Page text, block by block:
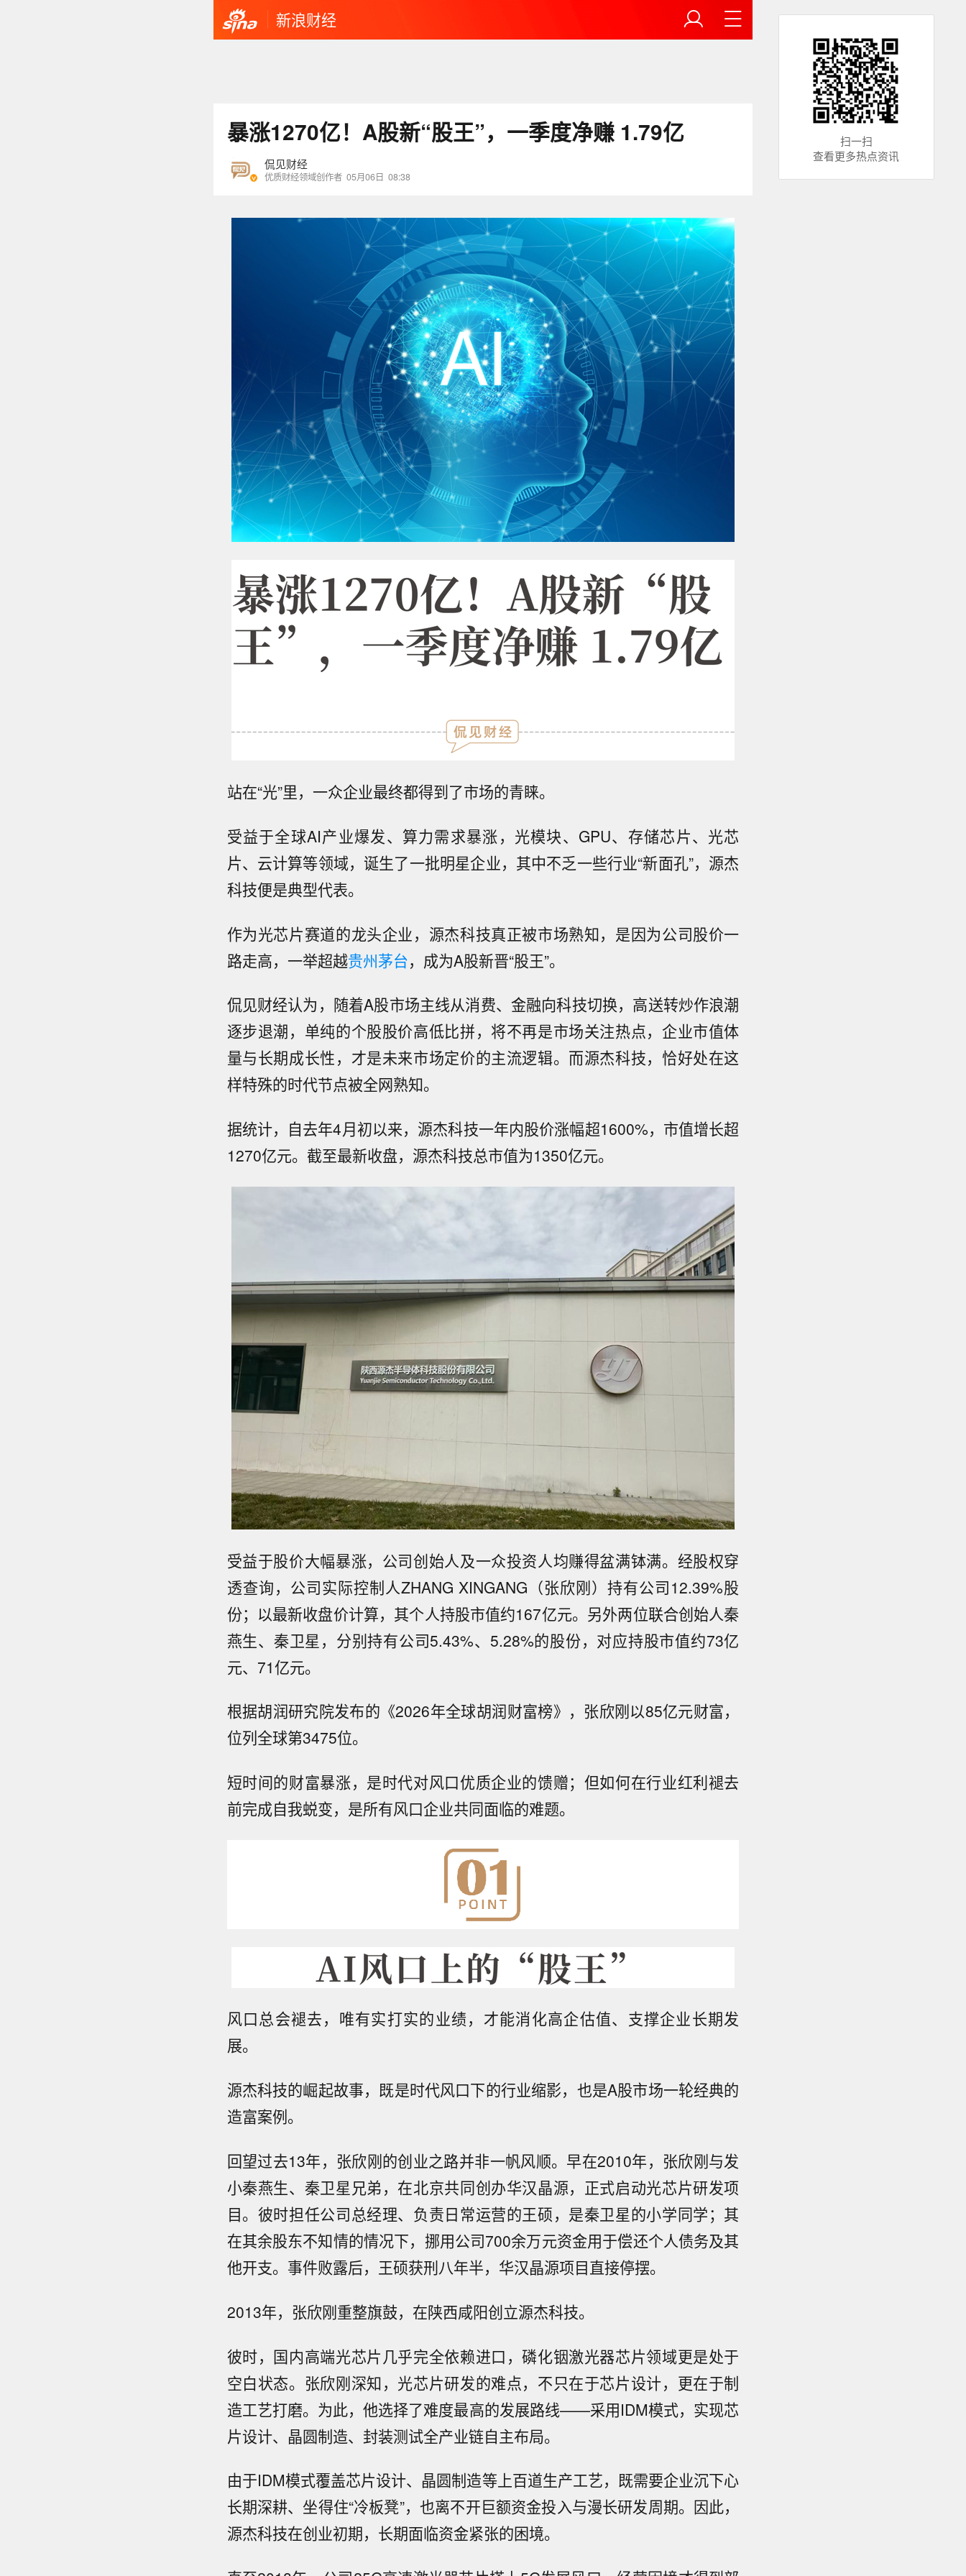
新浪财经
暴涨1270亿！A股新“股王”，一季度净赚 1.79亿
侃见财经
优质财经领域创作者 05月06日 08:38
站在“光”里，一众企业最终都得到了市场的青睐。
受益于全球AI产业爆发、算力需求暴涨，光模块、GPU、存储芯片、光芯
片、云计算等领域，诞生了一批明星企业，其中不乏一些行业“新面孔”，源杰
科技便是典型代表。
作为光芯片赛道的龙头企业，源杰科技真正被市场熟知，是因为公司股价一
路走高，一举超越贵州茅台，成为A股新晋“股王”。
侃见财经认为，随着A股市场主线从消费、金融向科技切换，高送转炒作浪潮
逐步退潮，单纯的个股股价高低比拼，将不再是市场关注热点，企业市值体
量与长期成长性，才是未来市场定价的主流逻辑。而源杰科技，恰好处在这
样特殊的时代节点被全网熟知。
据统计，自去年4月初以来，源杰科技一年内股价涨幅超1600%，市值增长超
1270亿元。截至最新收盘，源杰科技总市值为1350亿元。
受益于股价大幅暴涨，公司创始人及一众投资人均赚得盆满钵满。经股权穿
透查询，公司实际控制人ZHANG XINGANG（张欣刚）持有公司12.39%股
份；以最新收盘价计算，其个人持股市值约167亿元。另外两位联合创始人秦
燕生、秦卫星，分别持有公司5.43%、5.28%的股份，对应持股市值约73亿
元、71亿元。
根据胡润研究院发布的《2026年全球胡润财富榜》，张欣刚以85亿元财富，
位列全球第3475位。
短时间的财富暴涨，是时代对风口优质企业的馈赠；但如何在行业红利褪去
前完成自我蜕变，是所有风口企业共同面临的难题。
风口总会褪去，唯有实打实的业绩，才能消化高企估值、支撑企业长期发
展。
源杰科技的崛起故事，既是时代风口下的行业缩影，也是A股市场一轮经典的
造富案例。
回望过去13年，张欣刚的创业之路并非一帆风顺。早在2010年，张欣刚与发
小秦燕生、秦卫星兄弟，在北京共同创办华汉晶源，正式启动光芯片研发项
目。彼时担任公司总经理、负责日常运营的王硕，是秦卫星的小学同学；其
在其余股东不知情的情况下，挪用公司700余万元资金用于偿还个人债务及其
他开支。事件败露后，王硕获刑八年半，华汉晶源项目直接停摆。
2013年，张欣刚重整旗鼓，在陕西咸阳创立源杰科技。
彼时，国内高端光芯片几乎完全依赖进口，磷化铟激光器芯片领域更是处于
空白状态。张欣刚深知，光芯片研发的难点，不只在于芯片设计，更在于制
造工艺打磨。为此，他选择了难度最高的发展路线——采用IDM模式，实现芯
片设计、晶圆制造、封装测试全产业链自主布局。
由于IDM模式覆盖芯片设计、晶圆制造等上百道生产工艺，既需要企业沉下心
长期深耕、坐得住“冷板凳”，也离不开巨额资金投入与漫长研发周期。因此，
源杰科技在创业初期，长期面临资金紧张的困境。
扫一扫
查看更多热点资讯